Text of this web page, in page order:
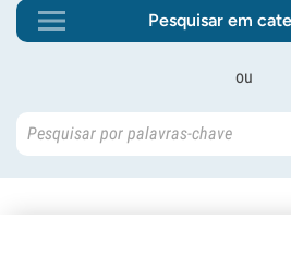
Pesquisar em
ou